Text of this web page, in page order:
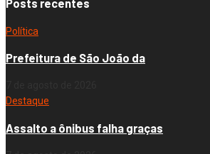
Posts recentes
Política
Prefeitura de São João da
Destaque
Assalto a ônibus falha graças